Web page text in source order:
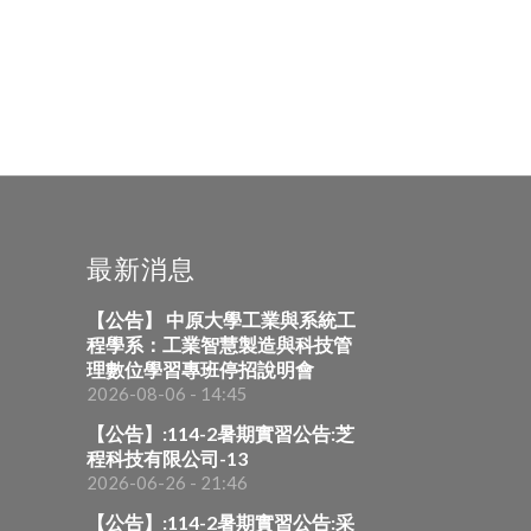
最新消息
【公告】 中原大學工業與系統工
程學系：工業智慧製造與科技管
理數位學習專班停招說明會
2026-08-06 - 14:45
【公告】:114-2暑期實習公告:芝
程科技有限公司-13
2026-06-26 - 21:46
【公告】:114-2暑期實習公告:采